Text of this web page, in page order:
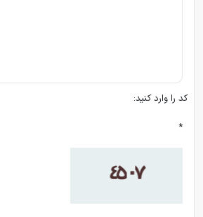
کد را وارد کنید:
*